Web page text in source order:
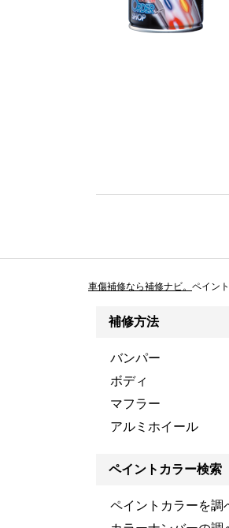
車傷補修なら補修ナビ。 ペイン
補修方法
バンパー
ボディ
マフラー
アルミホイール
ペイントカラー検索
ペイントカラーを調